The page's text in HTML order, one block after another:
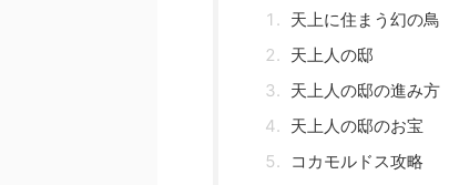
天上に住まう幻の鳥
天上人の邸
天上人の邸の進み方
天上人の邸のお宝
コカモルドス攻略